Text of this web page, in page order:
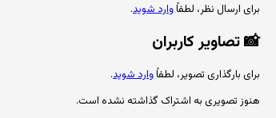
برای ارسال نظر، لطفاًوارد شوید.
📸تصاویر کاربران
برای بارگذاری تصویر، لطفاًوارد شوید.
هنوز تصویری به اشتراک گذاشته نشده است.